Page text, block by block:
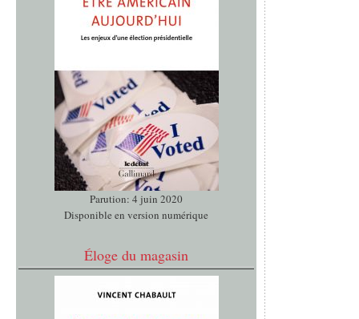
Parution: 4 juin 2020
Disponible en version numérique
Éloge du magasin